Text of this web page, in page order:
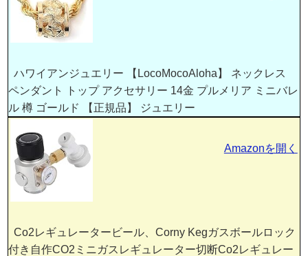
ハワイアンジュエリー 【LocoMocoAloha】 ネックレス
ペンダント トップ アクセサリー 14金 プルメリア ミニバレ
ル 樽 ゴールド 【正規品】 ジュエリー
Co2レギュレータービール、Corny Kegガスボールロック
付き自作CO2ミニガスレギュレーター切断Co2レギュレー
Amazonを開く